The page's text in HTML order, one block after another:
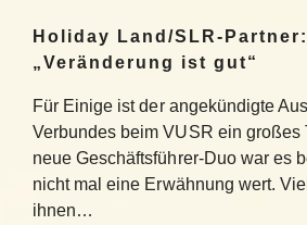
Holiday Land/SLR-Partner:
„Veränderung ist gut“
Für Einige ist der angekündigte
Verbundes beim VUSR ein großes
neue Geschäftsführer-Duo war es
nicht mal eine Erwähnung wert.
ihnen…